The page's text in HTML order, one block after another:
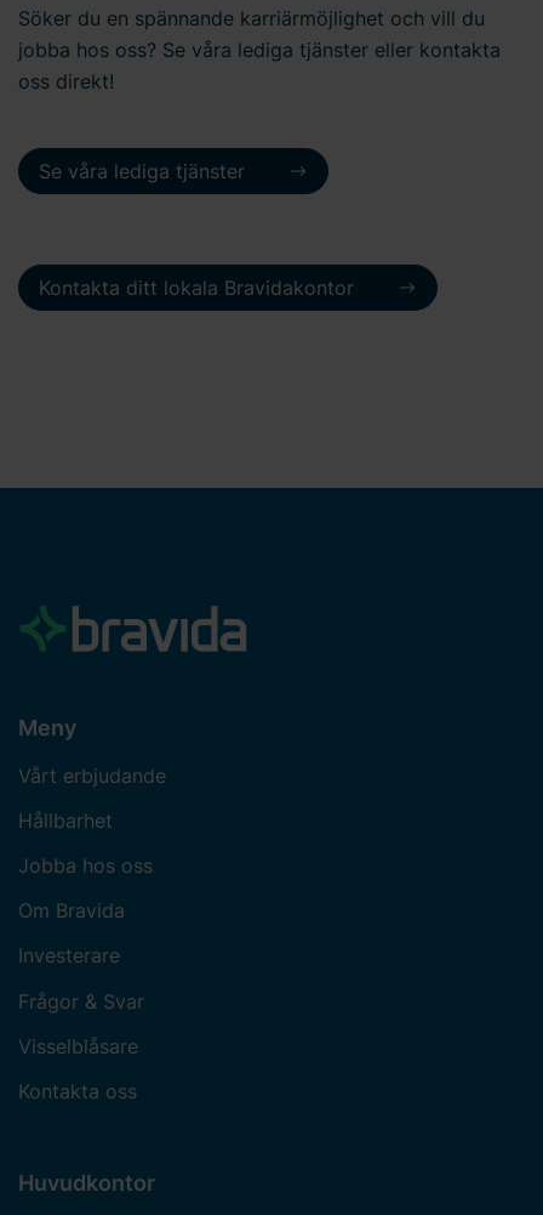
Söker du en spännande karriärmöjlighet och vill du
jobba hos oss? Se våra lediga tjänster eller kontakta
oss direkt!
Se våra lediga tjänster
Kontakta ditt lokala Bravidakontor
Meny
Vårt erbjudande
Hållbarhet
Jobba hos oss
Om Bravida
Investerare
Frågor & Svar
Visselblåsare
Kontakta oss
Huvudkontor